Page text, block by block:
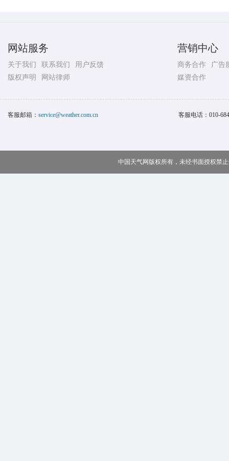
网站服务
关于我们 联系我们
用户反馈
版权声明
网站律师
营销中心
商务合作
广告
媒资合作
客服邮箱： service@weather.com.cn 客服电话： 010-
中国天气网版权所有，未经书面授权